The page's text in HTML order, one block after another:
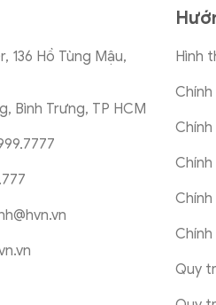
136 Hồ Tùng Mậu,
Bình Trưng, TP HCM
Hình
Quy